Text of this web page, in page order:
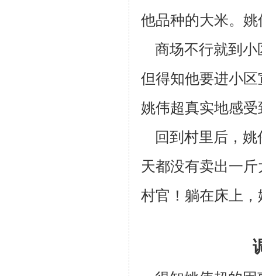
他品种的大米。
商场不行就到小
但得知他要进小
姚伟超真实地感受
回到村里后，姚
天都没有卖出一
村官！躺在床上，